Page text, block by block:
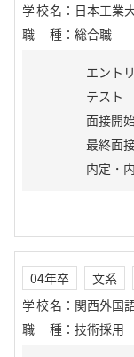
学校名 ： 日本工業
職種 ： 総合職
エント
テスト
面接開
最終面
内定・
04年卒 文系
学校名 ： 関西外国
職種 ： 技術採用